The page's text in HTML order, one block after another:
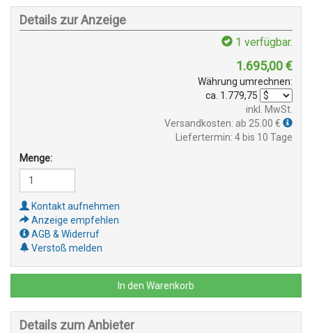
Details zur Anzeige
1 verfügbar.
1.695,00€
Währung umrechnen:
ca. 1.779,75
inkl. MwSt.
Versandkosten: ab 25.00 €
Liefertermin: 4 bis 10 Tage
Menge:
Kontakt aufnehmen
Anzeige empfehlen
AGB & Widerruf
Verstoß melden
In den Warenkorb
Details zum Anbieter